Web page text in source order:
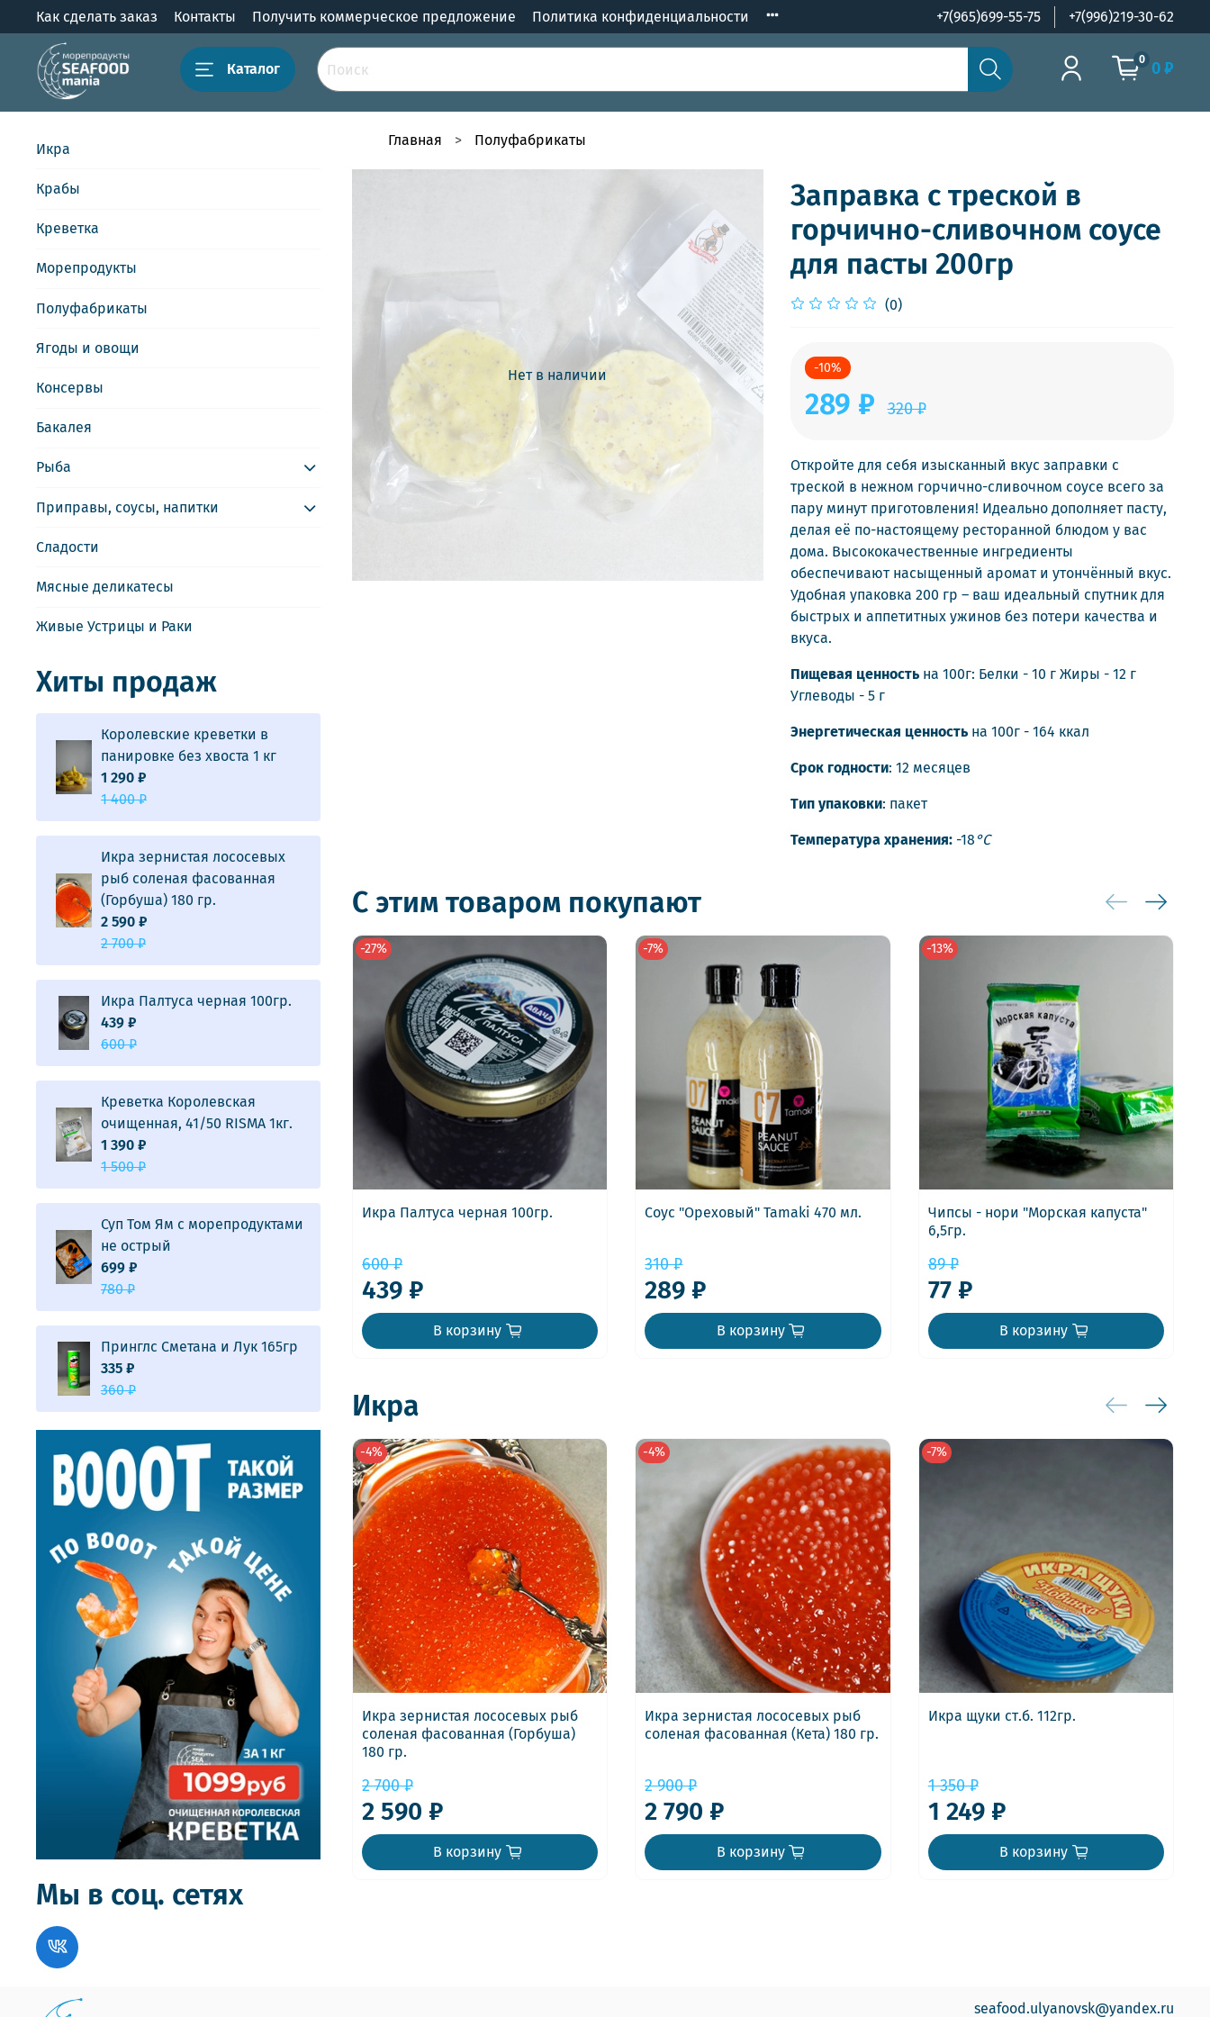
Как сделать заказ Контакты Получить коммерческое предложение Политика конфиденциальности +7(965)699-55-75 +7(996)219-30-62
Каталог
0 0 ₽
Главная Полуфабрикаты
Нет в наличии
Заправка с треской в
горчично-сливочном соусе
для пасты 200гр
(0)
-10%
289 ₽ 320 ₽
Откройте для себя изысканный вкус заправки с
треской в нежном горчично-сливочном соусе всего за
пару минут приготовления! Идеально дополняет пасту,
делая её по-настоящему ресторанной блюдом у вас
дома. Высококачественные ингредиенты
обеспечивают насыщенный аромат и утончённый вкус.
Удобная упаковка 200 гр – ваш идеальный спутник для
быстрых и аппетитных ужинов без потери качества и
вкуса.
Пищевая ценностьна 100г: Белки - 10 г Жиры - 12 г
Углеводы - 5 г
Энергетическая ценностьна 100г - 164 ккал
Срок годности: 12 месяцев
Тип упаковки: пакет
Температура хранения:-18 °С
С этим товаром покупают
-27%
Икра Палтуса черная 100гр.
600 ₽
439 ₽
В корзину
-7%
Соус "Ореховый" Tamaki 470 мл.
310 ₽
289 ₽
В корзину
-13%
Чипсы - нори "Морская капуста"
6,5гр.
89 ₽
77 ₽
В корзину
Икра
-4%
Икра зернистая лососевых рыб
соленая фасованная (Горбуша)
180 гр.
2 700 ₽
2 590 ₽
В корзину
-4%
Икра зернистая лососевых рыб
соленая фасованная (Кета) 180 гр.
2 900 ₽
2 790 ₽
В корзину
-7%
Икра щуки ст.б. 112гр.
1 350 ₽
1 249 ₽
В корзину
Икра
Крабы
Креветка
Морепродукты
Полуфабрикаты
Ягоды и овощи
Консервы
Бакалея
Рыба
Приправы, соусы, напитки
Сладости
Мясные деликатесы
Живые Устрицы и Раки
Хиты продаж
Королевские креветки в
панировке без хвоста 1 кг
1 290 ₽
1 400 ₽
Икра зернистая лососевых
рыб соленая фасованная
(Горбуша) 180 гр.
2 590 ₽
2 700 ₽
Икра Палтуса черная 100гр.
439 ₽
600 ₽
Креветка Королевская
очищенная, 41/50 RISMA 1кг.
1 390 ₽
1 500 ₽
Суп Том Ям с морепродуктами
не острый
699 ₽
780 ₽
Принглс Сметана и Лук 165гр
335 ₽
360 ₽
Мы в соц. сетях
seafood.ulyanovsk@yandex.ru